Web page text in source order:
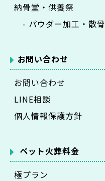
納骨堂・供養祭
- パウダー加工・散骨
お問い合わせ
お問い合わせ
LINE相談
個人情報保護方針
ペット火葬料金
極プラン